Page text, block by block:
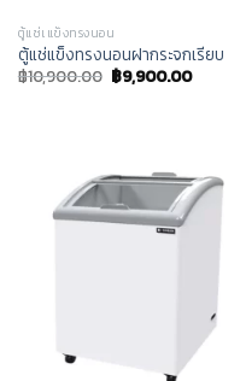
ตู้แช่เแข็งทรงนอน
ตู้แช่แข็งทรงนอนฝากระจกเรียบ
฿10,900.00 ฿9,900.00